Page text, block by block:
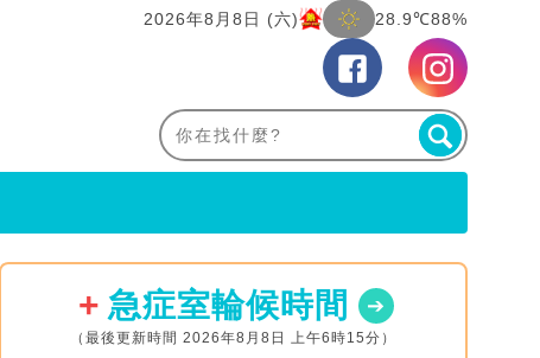
2026年8月8日 (六) 28.9℃88%
急症室輪候時間
（最後更新時間 2026年8月8日 上午6時15分）